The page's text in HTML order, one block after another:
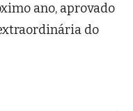
ano, aprovado
do